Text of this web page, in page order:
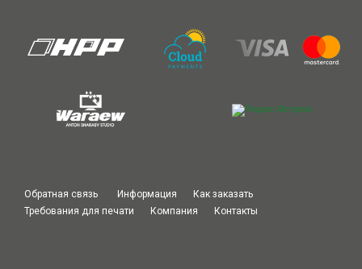
Обратная связь Информация
Как заказать
Требования для печати
Компания Контакты